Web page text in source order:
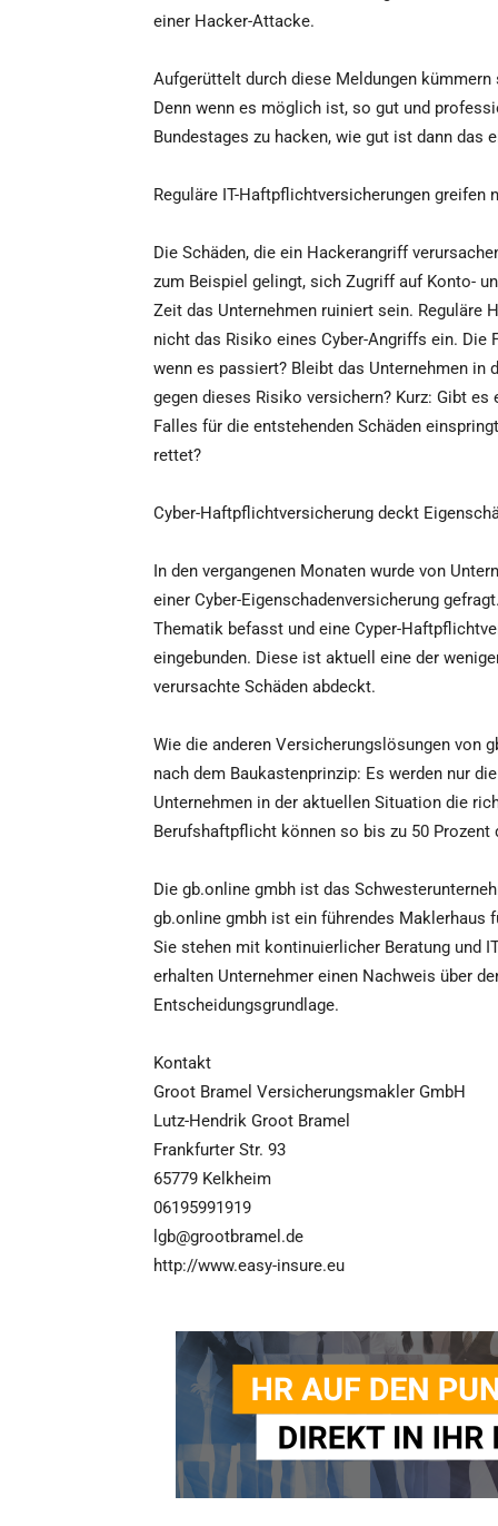
einer Hacker-Attacke.
Aufgerüttelt durch diese Meldungen
Denn wenn es möglich ist, so gut und
Bundestages zu hacken, wie gut ist dann das
Reguläre IT-Haftpflichtversicherungen greifen
Die Schäden, die ein Hackerangriff
zum Beispiel gelingt, sich Zugriff auf Konto-
Zeit das Unternehmen ruiniert sein. Reguläre
nicht das Risiko eines Cyber-Angriffs ein. Die
wenn es passiert? Bleibt das Unternehmen in
gegen dieses Risiko versichern? Kurz: Gibt
Falles für die entstehenden Schäden
rettet?
Cyber-Haftpflichtversicherung deckt
In den vergangenen Monaten wurde von
einer Cyber-Eigenschadenversicherung
Thematik befasst und eine Cyper-
eingebunden. Diese ist aktuell eine der
verursachte Schäden abdeckt.
Wie die anderen Versicherungslösungen von
nach dem Baukastenprinzip: Es werden nur
Unternehmen in der aktuellen Situation die
Berufshaftpflicht können so bis zu 50 Prozent
Die gb.online gmbh ist das
gb.online gmbh ist ein führendes Maklerhaus
Sie stehen mit kontinuierlicher Beratung und
erhalten Unternehmer einen Nachweis über
Entscheidungsgrundlage.
Kontakt
Groot Bramel Versicherungsmakler GmbH
Lutz-Hendrik Groot Bramel
Frankfurter Str. 93
65779 Kelkheim
06195991919
lgb@grootbramel.de
http://www.easy-insure.eu